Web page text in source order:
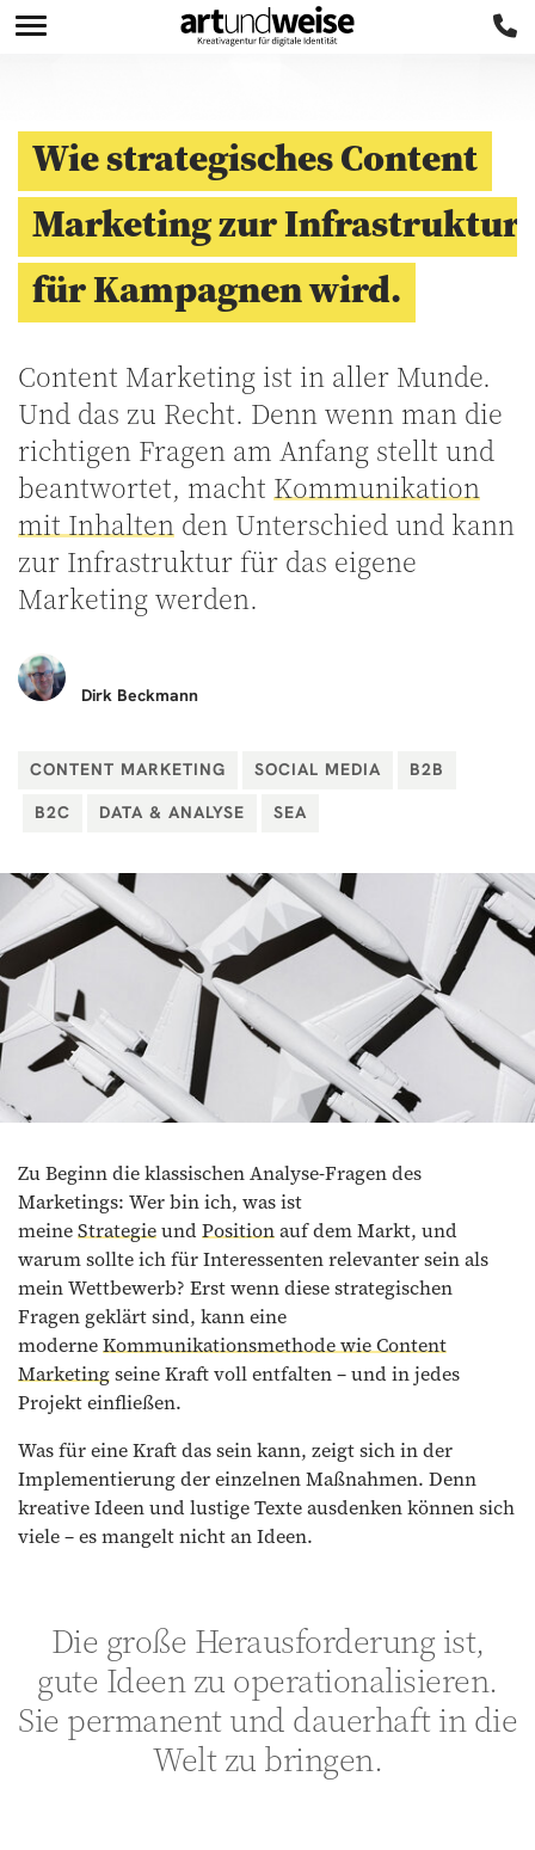
Wie strategisches Content
Marketing zur Infrastruktur
für Kampagnen wird.
Content Marketing ist in aller Munde.
Und das zu Recht. Denn wenn man die
richtigen Fragen am Anfang stellt und
beantwortet, macht Kommunikation
mit Inhalten den Unterschied und kann
zur Infrastruktur für das eigene
Marketing werden.
Dirk Beckmann
CONTENT MARKETING SOCIAL MEDIA
B2B
B2C
DATA & ANALYSE SEA
Zu Beginn die klassischen Analyse-Fragen des
Marketings: Wer bin ich, was ist
meineStrategieund Positionauf dem Markt, und
warum sollte ich für Interessenten relevanter sein als
mein Wettbewerb? Erst wenn diese strategischen
Fragen geklärt sind, kann eine
moderneKommunikationsmethode wie Content
Marketingseine Kraft voll entfalten – und in jedes
Projekt einfließen.
Was für eine Kraft das sein kann, zeigt sich in der
Implementierung der einzelnen Maßnahmen. Denn
kreative Ideen und lustige Texte ausdenken können sich
viele – es mangelt nicht an Ideen.
Die große Herausforderung ist,
gute Ideen zu operationalisieren.
Sie permanent und dauerhaft in die
Welt zu bringen.